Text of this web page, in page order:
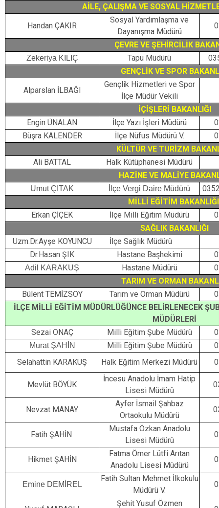
AİLE, ÇALIŞMA VE SOSYAL
Handan ÇAKIR
Sosyal Yardımlaşma ve
Dayanışma Müdürü
ÇEVRE VE ŞEHİRCİLİK
Zekeriya KILIÇ Tapu Müdürü
GENÇLİK VE SPOR
Alparslan İLBAĞI
Gençlik Hizmetleri ve Spor
İlçe Müdür Vekili
İÇİŞLERİ BAKANLIĞI
Engin ÜNALAN
İlçe Yazı İşleri Müdürü
Büşra KALENDER
İlçe Nüfus Müdürü V.
KÜLTÜR VE TURİZM
Ali BATTAL
Halk Kütüphanesi Müdürü
HAZİNE VE MALİYE
Umut ÇITAK İlçe Vergi Daire Müdürü
MİLLİ EĞİTİM
Erkan ÇİÇEK
İlçe Milli Eğitim Müdürü
SAĞLIK BAKANLIĞI
Uzm.Dr.Ayşe KOYUNCU
İlçe Sağlık Müdürü
Dr.Hasan ŞIK
Hastane Başhekimi
Adil KARAKUŞ Hastane Müdürü
TARIM VE ORMAN
Bülent TEMİZSOY
Tarım ve Orman Müdürü
İLÇE MİLLİ EĞİTİM MÜDÜRLÜĞÜNCE BELİRLENECEK
MÜDÜRLERİ
Sezai ONAÇ
Milli Eğitim Şube Müdürü
Murat ŞAHİN Milli Eğitim Şube Müdürü
Selahattin KARAKUŞ
Halk Eğitim Merkezi Müdürü
Mevlüt BÖYÜK
İncesu Anadolu İmam Hatip
Lisesi Müdürü
Nevzat MANAY
Ayfer İsmail Şahbaz
Ortaokulu Müdürü
Fatih ŞAHİN
Mustafa Özkan Anadolu
Lisesi Müdürü
Hikmet ŞAHİN
Fatma Ömer Lütfi Arıtan
Anadolu Lisesi Müdürü
Emine DEMİREL
Fatih Sultan Mehmet İlkokulu
Müdürü V.
Şehit Yusuf Özmen